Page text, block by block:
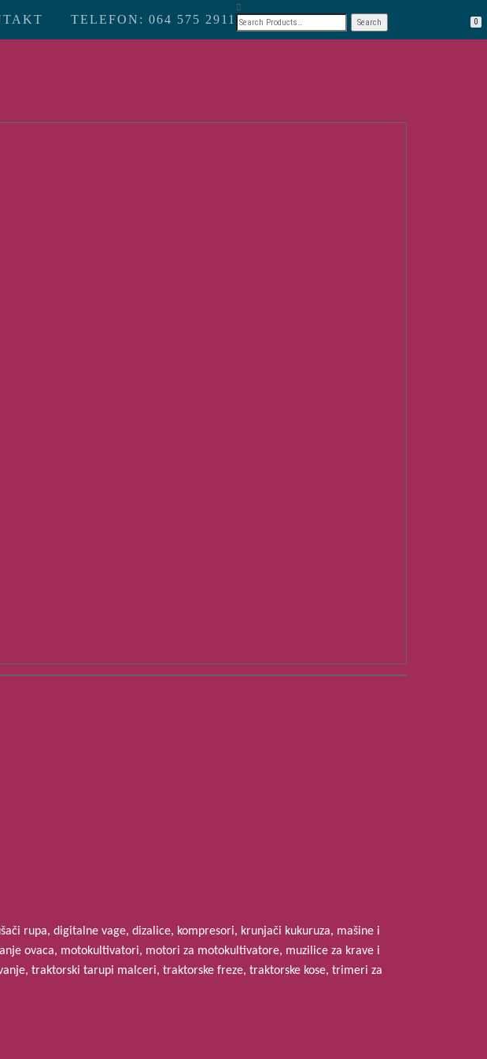
TELEFON: 064 575 2911 0
rupa, digitalne vage, dizalice, kompresori, krunjači kukuruza, mašine i
ovaca, motokultivatori, motori za motokultivatore, muzilice za krave i
traktorski tarupi malceri, traktorske freze, traktorske kose, trimeri za